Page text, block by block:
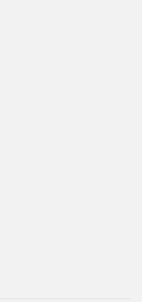
устройств на основе
мастеров.
регистрации событий
секретными ключами на